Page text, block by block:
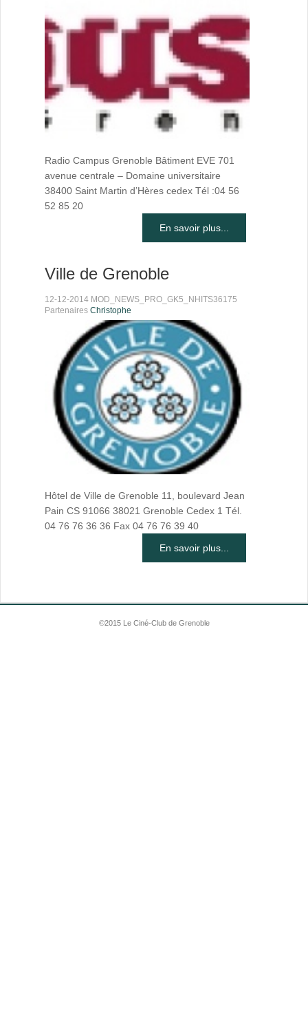
Radio Campus Grenoble Bâtiment EVE 701
avenue centrale – Domaine universitaire
38400 Saint Martin d’Hères cedex Tél :04 56
52 85 20
En savoir plus...
Ville de Grenoble
12-12-2014 MOD_NEWS_PRO_GK5_NHITS36175
Partenaires Christophe
Hôtel de Ville de Grenoble 11, boulevard Jean
Pain CS 91066 38021 Grenoble Cedex 1 Tél.
04 76 76 36 36 Fax 04 76 76 39 40
En savoir plus...
©2015 Le Ciné-Club de Grenoble